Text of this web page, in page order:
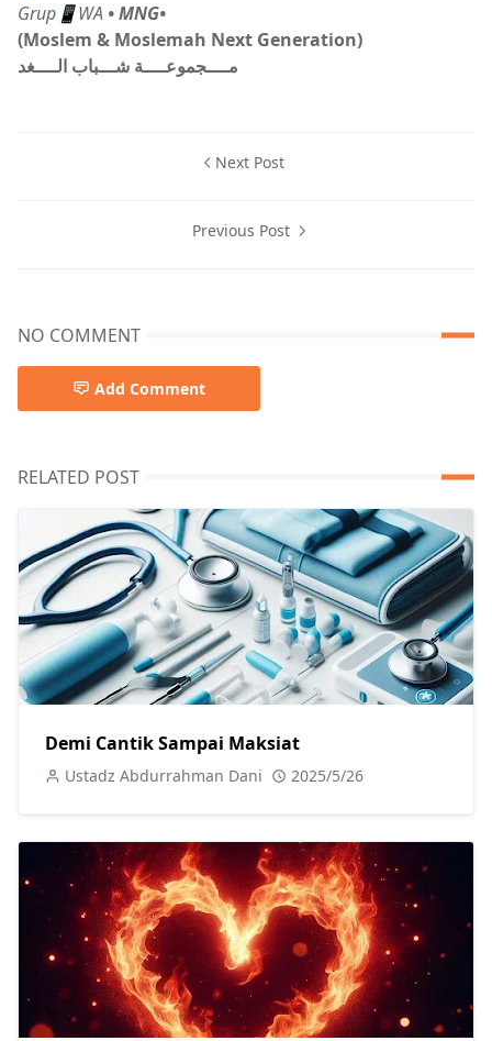
Grup📱WA • MNG•
(Moslem & Moslemah Next Generation)
مــــجموعــــة شـــباب الــــغد
Next Post
Previous Post
NO COMMENT
Add Comment
RELATED POST
Demi Cantik Sampai Maksiat
Ustadz Abdurrahman Dani 2025/5/26